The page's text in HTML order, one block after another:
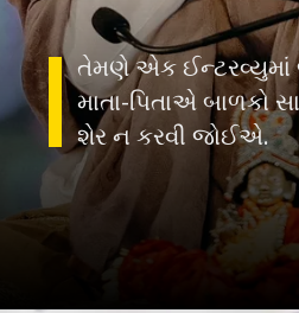
તેમણે એક ઈન્ટરવ્યુમાં
માતા-પિતાએ બાળકો